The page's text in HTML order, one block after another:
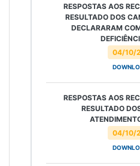
04/10/
RESPOSTAS AOS
RESULTADO DOS
DECLARARAM
04/10/
RESPOSTAS AOS
RESULTADO